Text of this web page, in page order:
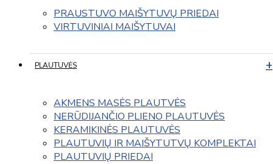
PRAUSTUVO MAIŠYTUVŲ PRIEDAI
VIRTUVINIAI MAIŠYTUVAI
PLAUTUVĖS
AKMENS MASĖS PLAUTVĖS
NERŪDIJANČIO PLIENO PLAUTUVĖS
KERAMIKINĖS PLAUTUVĖS
PLAUTUVIŲ IR MAIŠYTUTVŲ KOMPLEKTAI
PLAUTUVIŲ PRIEDAI